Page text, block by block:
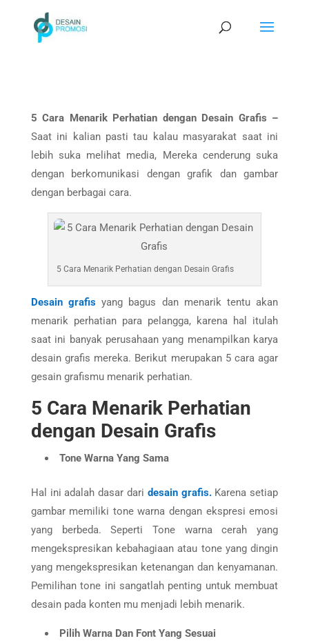
5 Cara Menarik Perhatian dengan Desain Grafis –
Saat ini kalian pasti tau kalau masyarakat saat ini
lebih suka melihat media, Mereka cenderung suka
dengan berkomunikasi dengan grafik dan gambar
dengan berbagai cara.
5 Cara Menarik Perhatian dengan Desain Grafis
Desain grafis yang bagus dan menarik tentu akan
menarik perhatian para pelangga, karena hal itulah
saat ini banyak perusahaan yang menampilkan karya
desain grafis mereka. Berikut merupakan 5 cara agar
gesain grafismu menarik perhatian.
5 Cara Menarik Perhatian
dengan Desain Grafis
Tone Warna Yang Sama
Hal ini adalah dasar dari desain grafis.Karena setiap
gambar memiliki tone warna dengan ekspresi emosi
yang berbeda. Seperti Tone warna cerah yang
mengekspresikan kebahagiaan atau tone yang dingin
yang mengekspresikan ketenangan dan kenyamanan.
Pemilihan tone ini sangatlah penting untuk membuat
desain pada konten mu menjadi lebih menarik.
Pilih Warna Dan Font Yang Sesuai